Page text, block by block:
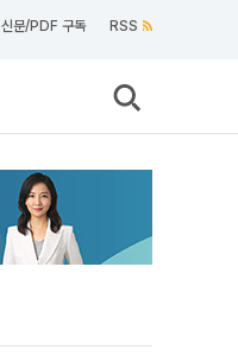
신문/PDF 구독 RSS